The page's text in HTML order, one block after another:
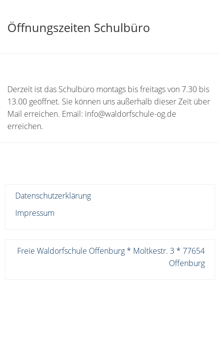
Öffnungszeiten Schulbüro
Derzeit ist das Schulbüro montags bis freitags von 7.30 bis
13.00 geöffnet. Sie können uns außerhalb dieser Zeit über
Mail erreichen. Email: info@waldorfschule-og.de
erreichen.
Datenschutzerklärung
Impressum
Freie Waldorfschule Offenburg * Moltkestr. 3 * 77654
Offenburg